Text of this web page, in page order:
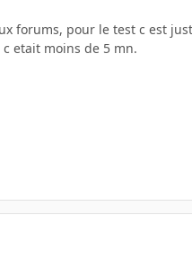
forums, pour le test c est
etait moins de 5 mn.